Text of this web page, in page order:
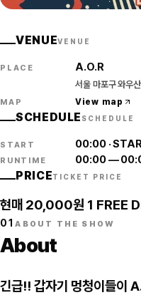
VENUEVENUE
PLACE A.O.R
서울 마포구 와우
MAP View map
SCHEDULE SCHEDULE
START 00:00·
RUNTIME 00:00—
PRICETICKET PRICE
현매 20,000원 1 FREE
01ABOUT THE SHOW
About
긴급!! 갑자기 멍청이들이